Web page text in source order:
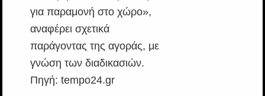
για παραμονή στο χώρο»,
αναφέρει σχετικά
παράγοντας της αγοράς, με
γνώση των διαδικασιών.
Πηγή: tempo24.gr